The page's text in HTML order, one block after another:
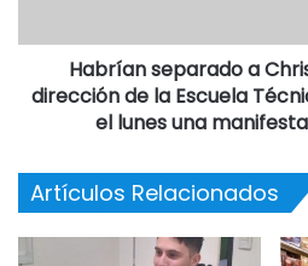
Con esos elementos, el fiscal
allanamientos, uno de los
septiembre pasado en la casa de
“La prima”o “la nena”
Poco antes de ingresar en la
Habrían separado a
dirección de la Escuela
el lunes una
Artículos Relacionados